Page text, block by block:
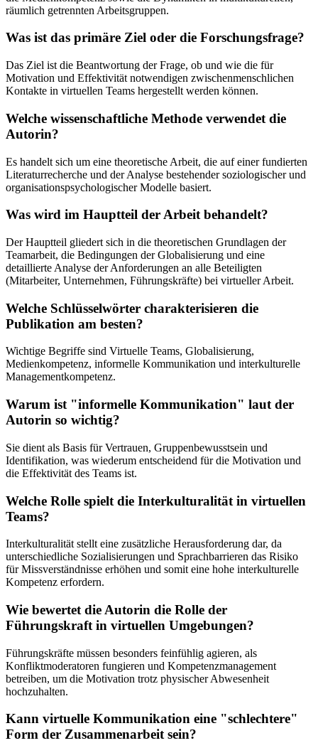
räumlich getrennten Arbeitsgruppen.
Was ist das primäre Ziel oder die Forschungsfrage?
Das Ziel ist die Beantwortung der Frage, ob und wie die für
Motivation und Effektivität notwendigen zwischenmenschlichen
Kontakte in virtuellen Teams hergestellt werden können.
Welche wissenschaftliche Methode verwendet die
Autorin?
Es handelt sich um eine theoretische Arbeit, die auf einer fundierten
Literaturrecherche und der Analyse bestehender soziologischer und
organisationspsychologischer Modelle basiert.
Was wird im Hauptteil der Arbeit behandelt?
Der Hauptteil gliedert sich in die theoretischen Grundlagen der
Teamarbeit, die Bedingungen der Globalisierung und eine
detaillierte Analyse der Anforderungen an alle Beteiligten
(Mitarbeiter, Unternehmen, Führungskräfte) bei virtueller Arbeit.
Welche Schlüsselwörter charakterisieren die
Publikation am besten?
Wichtige Begriffe sind Virtuelle Teams, Globalisierung,
Medienkompetenz, informelle Kommunikation und interkulturelle
Managementkompetenz.
Warum ist "informelle Kommunikation" laut der
Autorin so wichtig?
Sie dient als Basis für Vertrauen, Gruppenbewusstsein und
Identifikation, was wiederum entscheidend für die Motivation und
die Effektivität des Teams ist.
Welche Rolle spielt die Interkulturalität in virtuellen
Teams?
Interkulturalität stellt eine zusätzliche Herausforderung dar, da
unterschiedliche Sozialisierungen und Sprachbarrieren das Risiko
für Missverständnisse erhöhen und somit eine hohe interkulturelle
Kompetenz erfordern.
Wie bewertet die Autorin die Rolle der
Führungskraft in virtuellen Umgebungen?
Führungskräfte müssen besonders feinfühlig agieren, als
Konfliktmoderatoren fungieren und Kompetenzmanagement
betreiben, um die Motivation trotz physischer Abwesenheit
hochzuhalten.
Kann virtuelle Kommunikation eine "schlechtere"
Form der Zusammenarbeit sein?